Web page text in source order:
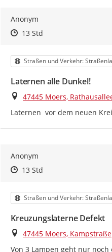
Anonym
Zeitpunkt des Erstellens
Zeitpunkt des Erstellens
13 StdZur Äußerung
Kategorie
Straßen und Verkehr:
Laternen alle Dunkel!
Ort
47445 Moers,
Laternen  vor dem neuen
Anonym
Zeitpunkt des Erstellens
Zeitpunkt des Erstellens
13 StdZur Äußerung
Kategorie
Straßen und Verkehr:
Kreuzungslaterne Defekt
Ort
47445 Moers, Kampstraße
Von 3 Lampen geht nur noch